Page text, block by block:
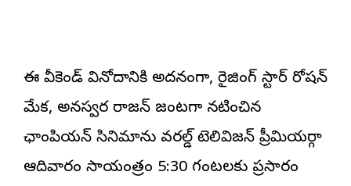
ఈ వీకెండ్ వినోదానికి అదనంగా, రైజింగ్ స్టార్ రోషన్
మేక, అనస్వర రాజన్ జంటగా నటించిన
ఛాంపియన్ సినిమాను వరల్డ్ టెలివిజన్ ప్రీమియర్గా
ఆదివారం సాయంత్రం 5:30 గంటలకు ప్రసారం